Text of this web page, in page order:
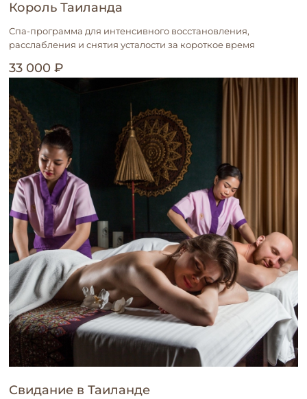
Король Таиланда
Спа-программа для интенсивного восстановления,
расслабления и снятия усталости за короткое время
33 000 ₽
Свидание в Таиланде